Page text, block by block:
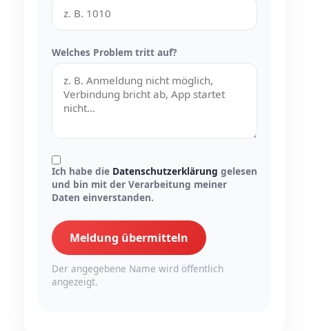
Welches Problem tritt auf?
Ich habe die Datenschutzerklärung gelesen
und bin mit der Verarbeitung meiner
Daten einverstanden.
Meldung übermitteln
Der angegebene Name wird öffentlich
angezeigt.